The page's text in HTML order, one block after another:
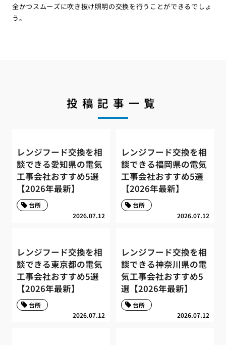
全かつスムーズに吹き抜け照明の交換を行うことができるでしょ
う。
投稿記事一覧
レンジフード交換を相
談できる愛知県の電気
工事会社おすすめ5選
【2026年最新】
2026.07.12
台所
レンジフード交換を相
談できる福岡県の電気
工事会社おすすめ5選
【2026年最新】
2026.07.12
台所
レンジフード交換を相
談できる東京都の電気
工事会社おすすめ5選
【2026年最新】
2026.07.12
台所
レンジフード交換を相
談できる神奈川県の電
気工事会社おすすめ5
選【2026年最新】
2026.07.12
台所